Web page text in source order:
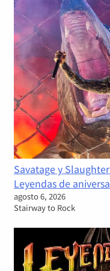
Savatage y
Leyendas de
agosto 6, 2026
Stairway to Rock